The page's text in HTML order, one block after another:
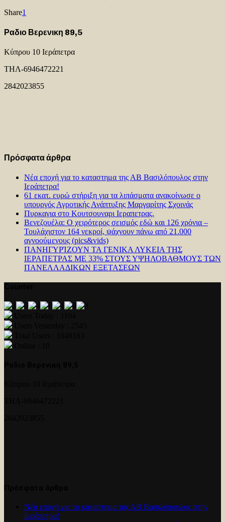
Share1
Ραδιο Βερενικη 89,5
Κύπρου 10 Ιεράπετρα
ΤΗΛ-6946472221
2842023855
Πρόσφατα άρθρα
Νέα εποχή για το καταστημα της ΑΒ Βασιλόπουλος στην
Ιεράπετρα!
61 εκατ. ευρώ στήριξη για τα λιπάσματα ανακοίνωσε ο
υπουργός Αγροτικής Ανάπτυξης Μαργαρίτης Σχοινάς
Πυρκαγια στο Κουτσουναρι Ιεραπετρας.
Βενεζουέλα: Ο χειρότερος σεισμός εδώ και 126 χρόνια –
Τουλάχιστον 164 νεκροί, ψάχνουν πάνω από 21.000
αγνοούμενους (pics&vids)
ΠΑΝΗΓΥΡΊΖΟΥΝ ΤΑ ΓΕΝΙΚΑ ΛΥΚΕΙΑ ΤΗΣ
ΙΕΡΑΠΕΤΡΑΣ ΜΕ 33% ΣΤΟΥΣ ΥΨΗΛΟΒΑΘΜΟΥΣ ΤΩΝ
ΠΑΝΕΛΛΑΔΙΚΩΝ ΕΞΕΤΑΣΕΩΝ
Νέα εποχή για το καταστημα της ΑΒ Βασιλόπουλος στην
Ιεράπετρα!